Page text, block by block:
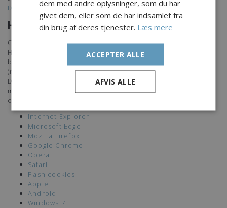
Du kan fravælge cookies fra Google Analytics her
Hvordan sletter man cookies?
Cookies du tidligere har accepteret, kan sagtens slettes.
Hvordan du sletter disse afhænger af den browser du
bruger (Chrome, Firefox, Safari etc.) og på hvilken enhed
(mobil, tablet, pc, mac).
Det er typisk under Indstillinger - Sikkerhed og Privatliv,
men kan variere fra browser til browser. Hvilken
enhed/browser bruger du - klik på det relevante link:
Internet Explorer
Microsoft Edge
Mozilla Firefox
Google Chrome
Opera
Safari
Flash cookies
Apple
Android
Windows 7
dem med andre oplysninger, som du har
givet dem, eller som de har indsamlet fra
din brug af deres tjenester. Læs mere
ACCEPTER ALLE
AFVIS ALLE